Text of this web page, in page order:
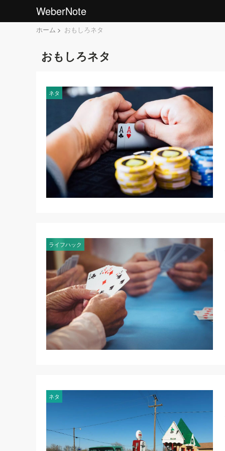
WeberNote
ホーム おもしろネタ
おもしろネタ
ネタ
ライフハック
ネタ